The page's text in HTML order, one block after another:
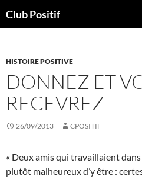
auClub Positif
HISTOIRE POSITIVE
DONNEZ ET
RECEVREZ
26/09/2013 CPOSITIF
« Deux amis qui travaillaient
plutôt malheureux d’y être :